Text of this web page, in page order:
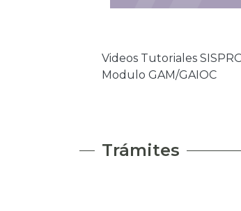
Sistema de Activos Fijos y
Almancenes - NSIAF
Trámites